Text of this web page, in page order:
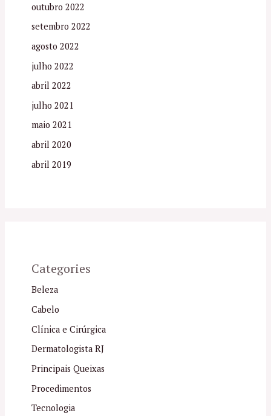
outubro 2022
setembro 2022
agosto 2022
julho 2022
abril 2022
julho 2021
maio 2021
abril 2020
abril 2019
Categories
Beleza
Cabelo
Clínica e Cirúrgica
Dermatologista RJ
Principais Queixas
Procedimentos
Tecnologia